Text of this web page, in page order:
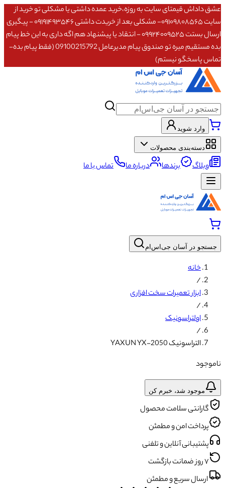
عشق داداش قیمتای سایت به روزه،خرید عمده داشتی یا مشکلی تو خرید از
سایت ۰۹۱۰۹۸۰۸۵۶۵- مشکلی بعد از خریدت داشتی ۰۹۱۹۱۴۹۳۵۴۶ - پیگیری
ارسال بستت ۰۹۹۲۴۰۰۹۵۲۵ - انتقاد یا پیشنهاد هم اگه داری به این خط پیام
بده مستقیم میره تو صندوق پیام مدیرعامل 09100215792 (فقط پیام بده-
تماس پاسخگو نیستم)
وارد شوید
دسته‌بندی محصولات
وبلاگ برندها درباره ما تماس با ما
جستجو در آسان جی‌اس‌ام
خانه
/
ابزار تعمیرات سخت افزاری
/
اولتراسونیک
/
التراسونیک YAXUN YX-2050
ناموجود
موجود شد، خبرم کن
گارانتی سلامت محصول
پرداخت امن و مطمئن
پشتیبانی آنلاین و تلفنی
۷ روز ضمانت بازگشت
ارسال سریع و مطمئن